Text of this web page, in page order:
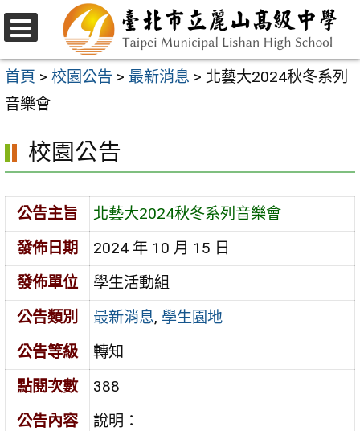
跳
至
主
要
容
區
選
單
首頁 > 校園公告 > 最新消息 > 北藝大2024秋冬系列
音樂會
校園公告
公告主旨
北藝大2024秋冬系列音樂會
發佈日期
2024 年 10 月 15 日
發佈單位
學生活動組
公告類別
最新消息, 學生園地
公告等級
轉知
點閱次數
388
公告內容
說明：